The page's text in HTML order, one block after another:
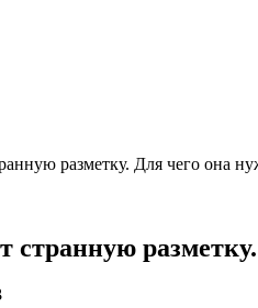
разметку. Для чего она
странную